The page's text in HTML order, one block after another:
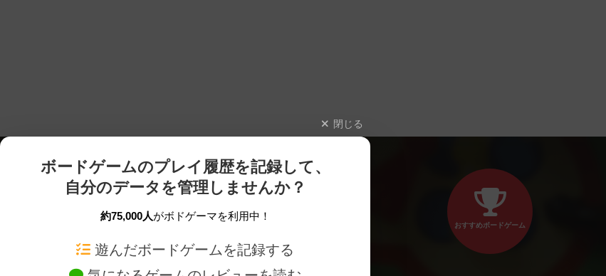
閉じる
ボードゲームのプレイ履歴を記録して、
自分のデータを管理しませんか？
約75,000人がボドゲーマを利用中！
遊んだボードゲームを記録する
おすすめボードゲーム